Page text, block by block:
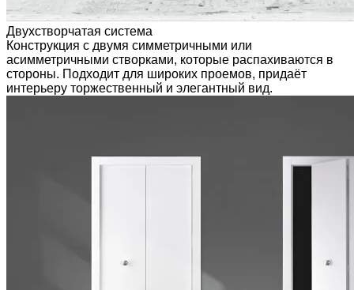
Двухстворчатая система
Конструкция с двумя симметричными или
асимметричными створками, которые распахиваются в
стороны. Подходит для широких проемов, придаёт
интерьеру торжественный и элегантный вид.